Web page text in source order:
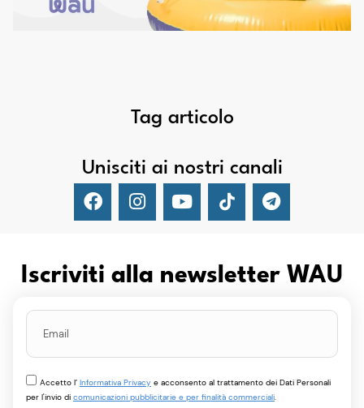
Tag articolo
Unisciti ai nostri canali
Iscriviti alla newsletter WAU
Accetto l’ Informativa Privacy e acconsento al trattamento dei Dati Personali
per l'invio di comunicazioni pubblicitarie e per finalità commerciali.